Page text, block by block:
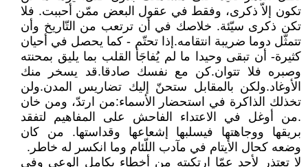
تكون إلاّ ذكرى، وفقط في عقول البعض ممّن أحببت. فلا
تكن ذكرى سيّئة. خلاصك في أن ترتعب من التّاريخ وأن
تتمثّل دوما ضريبة انتقامه.إذا تحتّم - كما يحصل في أحيان
كثيرة- أن تبقى وحيدا ما لم يُفاجَأ القلب بما يليق بمحنته
وصبره فلا تتوان.كن مع نفسك صادقا.قد يسخر منك
الأوغاد.ولكن بالمقابل ستحنّ إليك تضاريس المدن.ولن
تخذلك الذاكرة في استحضار الأسماء:من ارتدّ، ومن خان
.من أوغل في الاعتداء الفاحش على المفاهيم لتفقد
بريقها ووجاهتها فيسلبها إشعاعها وقداستها. من كان
وضعه كحال الأيتام في مآدب اللّئام وما انكسر له خاطر.
لا تعتذر لأحد عمّا ارتكبته من أخطاء بكامل الوعي وفي